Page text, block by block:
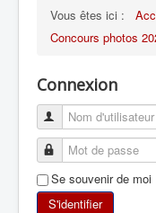
TOUT SUR LE
ESCALADE
ALPINISME
SKI DE
Vous êtes ici :
Concours photos
Connexion
Se souvenir de moi
S'identifier